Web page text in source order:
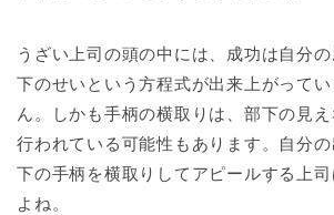
うざい上司の頭の中には、成功は自分
下のせいという方程式が出来上がって
ん。しかも手柄の横取りは、部下の見
行われている可能性もあります。自分
下の手柄を横取りしてアピールする上
よね。